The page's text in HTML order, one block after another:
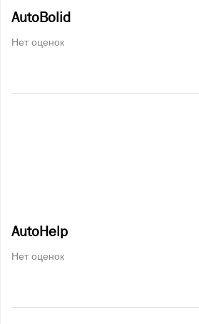
AutoBolid
Нет оценок
AutoHelp
Нет оценок